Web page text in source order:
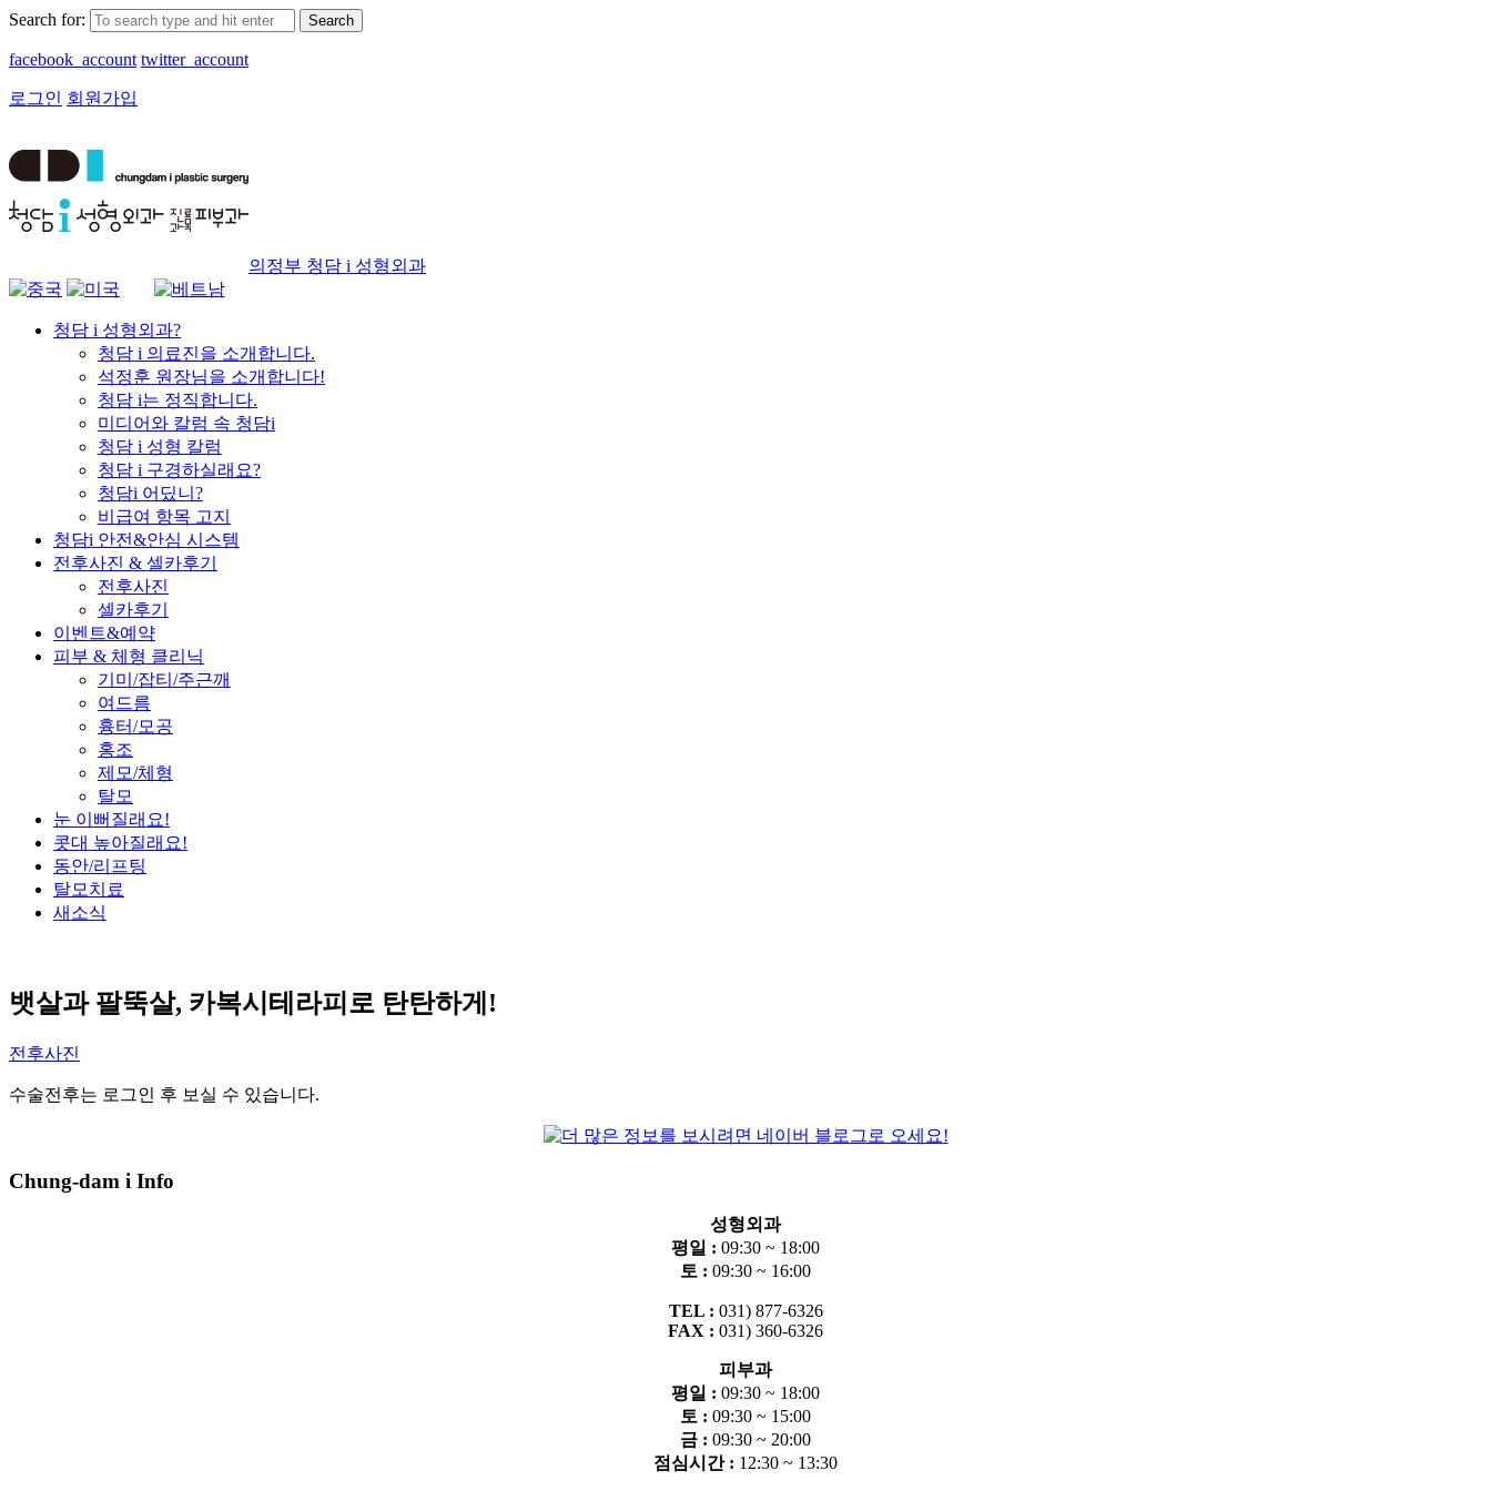
Search for:
facebook_account twitter_account
로그인 회원가입
의정부 청담 i 성형외과
청담 i 성형외과?
청담 i 의료진을 소개합니다.
석정훈 원장님을 소개합니다!
청담 i는 정직합니다.
미디어와 칼럼 속 청담i
청담 i 성형 칼럼
청담 i 구경하실래요?
청담i 어딨니?
비급여 항목 고지
청담i 안전&안심 시스템
전후사진 & 셀카후기
전후사진
셀카후기
이벤트&예약
피부 & 체형 클리닉
기미/잡티/주근깨
여드름
흉터/모공
홍조
제모/체형
탈모
눈 이뻐질래요!
콧대 높아질래요!
동안/리프팅
탈모치료
새소식
뱃살과 팔뚝살, 카복시테라피로 탄탄하게!
전후사진
수술전후는 로그인 후 보실 수 있습니다.
Chung-dam i Info
성형외과
평일 : 09:30 ~ 18:00
토 : 09:30 ~ 16:00
TEL : 031) 877-6326
FAX : 031) 360-6326
피부과
평일 : 09:30 ~ 18:00
토 : 09:30 ~ 15:00
금 : 09:30 ~ 20:00
점심시간 : 12:30 ~ 13:30